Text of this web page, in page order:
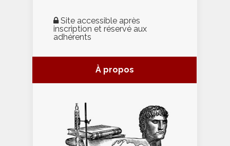
Site accessible après
inscription et réservé aux
adhérents
À propos